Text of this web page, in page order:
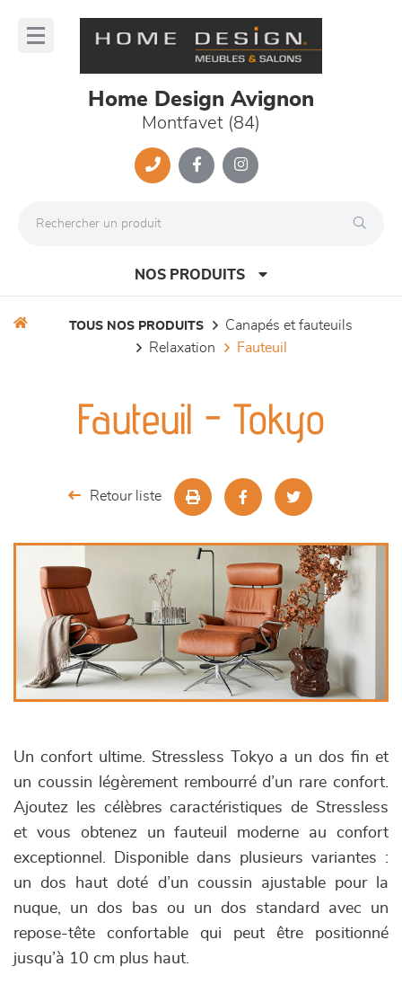
Home Design Avignon
Montfavet (84)
NOS PRODUITS
chambres et dressing
décoration
TOUS NOS PRODUITS
canapés et fauteuils
relaxation
fauteuil
Fauteuil - Tokyo
Retour liste
Un confort ultime. Stressless Tokyo a un dos fin et
un coussin légèrement rembourré d’un rare confort.
Ajoutez les célèbres caractéristiques de Stressless
et vous obtenez un fauteuil moderne au confort
exceptionnel. Disponible dans plusieurs variantes :
un dos haut doté d’un coussin ajustable pour la
nuque, un dos bas ou un dos standard avec un
repose-tête confortable qui peut être positionné
jusqu’à 10 cm plus haut.